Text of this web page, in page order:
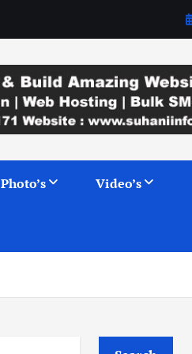
Photo’s Video’s